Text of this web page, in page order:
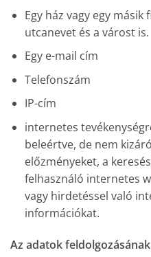
Egy ház vagy egy
utcanevet és a várost is.
Egy e-mail cím
Telefonszám
IP-cím
internetes
beleértve, de nem
előzményeket, a
felhasználó internetes
vagy hirdetéssel való
információkat.
Az adatok